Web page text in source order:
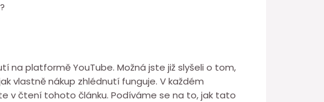
platformě YouTube. Možná jste již slyšeli o tom,
vlastně nákup zhlédnutí funguje. V každém
v čtení tohoto článku. Podíváme se na to, jak tato